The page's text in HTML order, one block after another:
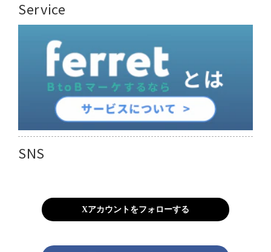
Service
SNS
Xアカウントをフォローする